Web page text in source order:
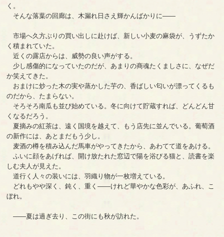
く。
そんな落葉の回廊は、木漏れ日さえ輝かんばかりに――
市場へ久方ぶりの買い出しに赴けば、新しい小麦の麻袋が、うずたか
く積まれていた。
近くの露店からは、威勢の良い声がする。
少し感傷的になっていたのだが、あまりの商魂たくましさに、なぜだ
か笑えてきた。
おまけに炒った木の実や蒸かした芋の、香ばしい匂いが漂ってくるも
のだから、たまらない。
そろそろ南瓜も並び始めている。冬に向けて貯蔵すれば、どんどん甘
くなるだろう。
夏摘みの紅茶は、遠く国境を越えて、もう店先に並んでいる。葡萄酒
の新作には、あとまだもう少し。
麦酒の樽を積み込んだ馬車がやってきたから、あわてて道をあける。
ふいに顔をあげれば、開け放たれた窓辺で陽を浴びる猫と、読書を楽
しむ夫人が見えた。
道行く人々の装いには、羽織り物が一枚増えている。
どれもやや深く、鈍く、重く――けれど華やかな色彩が、あふれ、こ
ぼれ。
――夏は過ぎ去り、この街にも秋が訪れた。